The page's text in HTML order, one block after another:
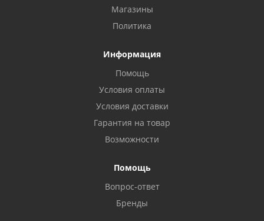
Магазины
Политика
Информация
Помощь
Условия оплаты
Условия доставки
Гарантия на товар
Возможности
Помощь
Вопрос-ответ
Бренды